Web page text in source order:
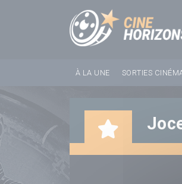
À LA UNE SORTIES
Panneau de gestion des cookies